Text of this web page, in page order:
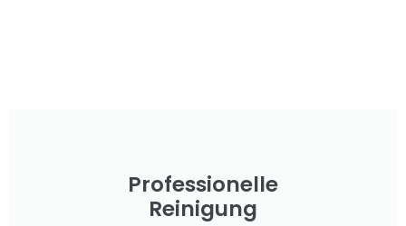
Professionelle
Reinigung